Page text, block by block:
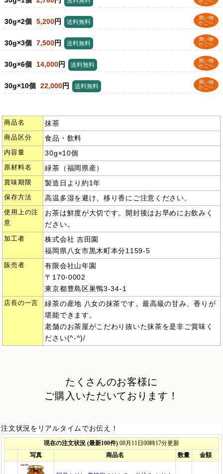
かごへ
30g×2個 5,200円
買い物
かごへ
送料無料
30g×3個 7,500円
買い物
かごへ
送料無料
30g×6個 14,000円
買い物
かごへ
送料無料
30g×10個 22,000円
買い物
かごへ
送料無料
商品名 抹茶
商品区分 食品・飲料
内容量 30g×10個
原材料名 緑茶（福岡県産）
賞味期限 製造日より約1年
保存方法 高温多湿を避け、移り香にご注意ください。
使用上の注
意
お茶は鮮度が大切です。開封後はお早めにお飲みく
ださい。
加工者
株式会社 吉田園
福岡県八女市黒木町本分1159-5
販売者
有限会社山年園
〒170-0002
東京都豊島区巣鴨3-34-1
店長の一言
緑茶の産地 八女の抹茶です。最高級の甘み、香りが
堪能できます。
老舗のお茶屋がこだわり抜いた抹茶を是非ご賞味く
ださい(^-^)/
たくさんのお客様に
ご購入いただいております！
注文状況をリアルタイムでお伝え！